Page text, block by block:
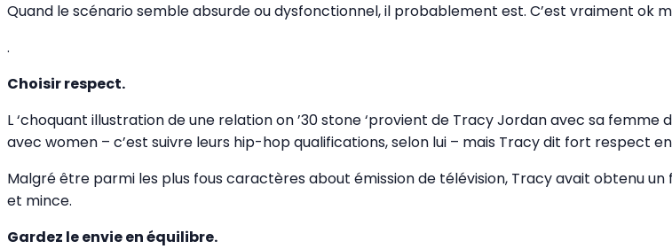
Quand le scénario semble absurde ou dysfonctionnel, il probablement est. C’est vraiment ok
.
Choisir respect.
L ‘choquant illustration de une relation on ’30 stone ‘provient de Tracy Jordan avec sa femme
avec women – c’est suivre leurs hip-hop qualifications, selon lui – mais Tracy dit fort respect
Malgré être parmi les plus fous caractères about émission de télévision, Tracy avait obtenu
et mince.
Gardez le envie en équilibre.